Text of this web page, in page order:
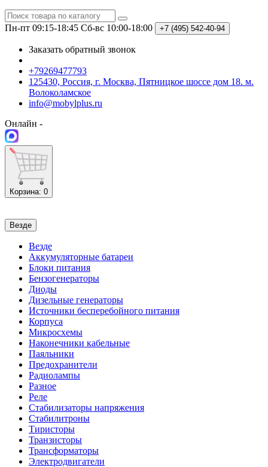
Пн-пт 09:15-18:45 Сб-вс 10:00-18:00 +7 (495) 542-40-94
Заказать обратный звонок
+79269477793
125430, Россия, г. Москва, Пятницкое шоссе дом 18. м.
Волоколамское
info@mobylplus.ru
Онлайн -
Корзина: 0
Везде
Везде
Аккумуляторные батареи
Блоки питания
Бензогенераторы
Диоды
Дизельные генераторы
Источники бесперебойного питания
Корпуса
Микросхемы
Наконечники кабельные
Паяльники
Предохранители
Радиолампы
Разное
Реле
Стабилизаторы напряжения
Стабилитроны
Тиристоры
Транзисторы
Трансформаторы
Электродвигатели